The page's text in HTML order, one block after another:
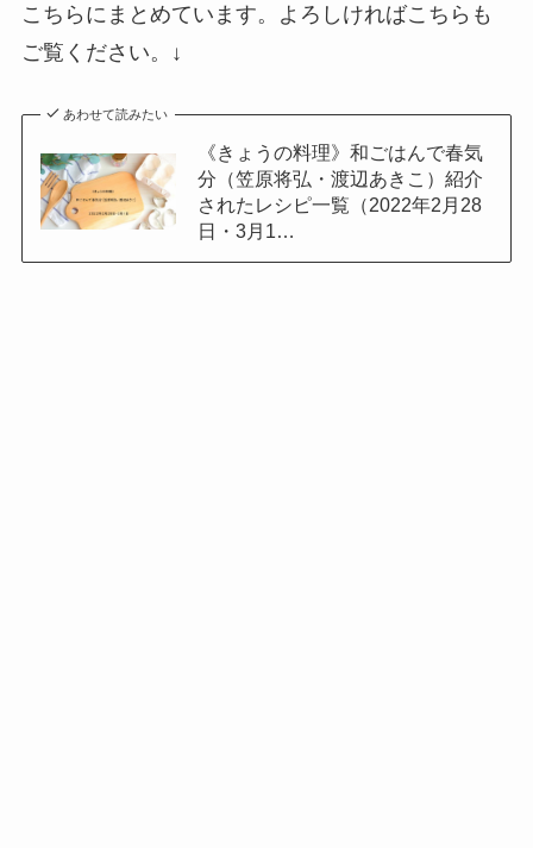
こちらにまとめています。よろしければこちらも
ご覧ください。↓
あわせて読みたい
《きょうの料理》和ごはんで春気
分（笠原将弘・渡辺あきこ）紹介
されたレシピ一覧（2022年2月28
日・3月1…